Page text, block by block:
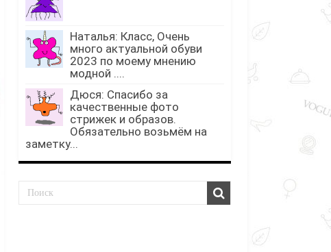
Наталья: Класс, Очень
много актуальной обуви
2023 по моему мнению
модной ....
Дюся: Спасибо за
качественные фото
стрижек и образов.
Обязательно возьмём на
заметку...